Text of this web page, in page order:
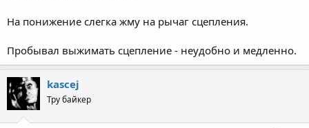
На понижение слегка жму на рычаг сцепления.
Пробывал выжимать сцепление - неудобно и медленно.
kascej
Тру байкер